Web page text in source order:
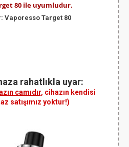
80 ile uyumludur.
Vaporesso Target 80
rahatlıkla uyar:
camıdır, cihazın kendisi
satışımız yoktur!)